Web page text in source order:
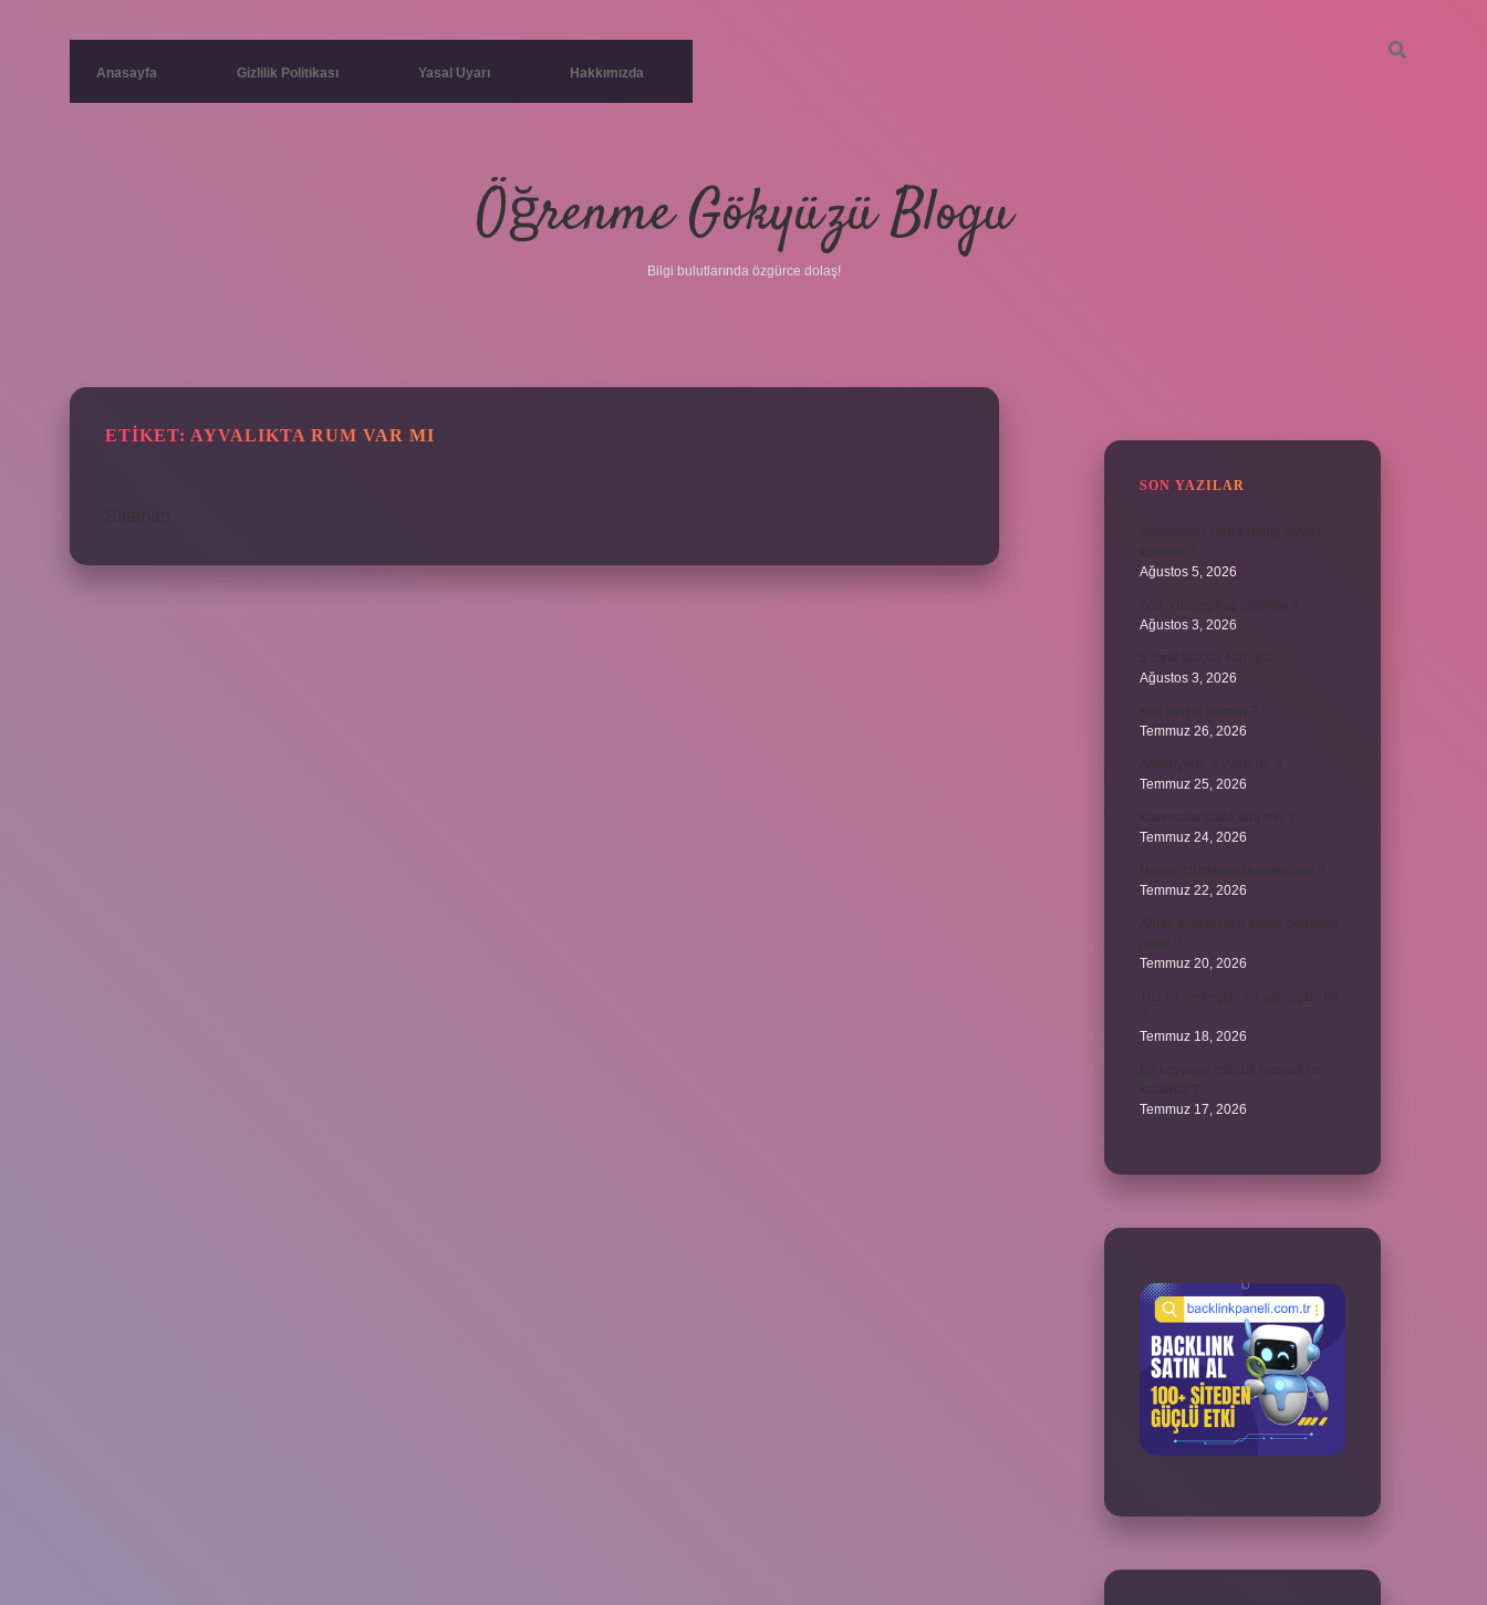
Anasayfa Gizlilik Politikası Yasal Uyarı Hakkımızda
Öğrenme Gökyüzü Blogu
Bilgi bulutlarında özgürce dolaş!
ETIKET: AYVALIKTA RUM VAR MI
SON YAZILAR
Ağustos 5, 2026
Ağustos 3, 2026
Ağustos 3, 2026
Temmuz 26, 2026
Temmuz 25, 2026
Temmuz 24, 2026
Temmuz 22, 2026
Temmuz 20, 2026
Temmuz 18, 2026
Temmuz 17, 2026